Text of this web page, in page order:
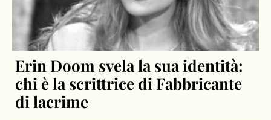
Erin Doom svela la sua identità:
chi è la scrittrice di Fabbricante
di lacrime